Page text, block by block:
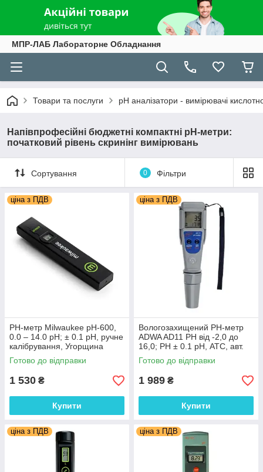
МПР-ЛАБ Лабораторне Обладнання
Товари та послуги рН аналізатори - вимірювачі
Напівпрофесійні бюджетні компактні pH-метри:
початковий рівень скринінг вимірювань
Сортування 0 Фільтри
ціна з ПДВ
PH-метр Milwaukee рH-600,
0.0 – 14.0 pH; ± 0.1 pH, ручне
калібрування, Угорщина
Готово до відправки
1 530 ₴
Купити
ціна з ПДВ
Вологозахищений РН-метр
ADWA AD11 РН від -2,0 до
16,0; РН ± 0.1 pH, АТС, авт.
калібрування. Угорщина
Готово до відправки
1 989 ₴
Купити
ціна з ПДВ ціна з ПДВ